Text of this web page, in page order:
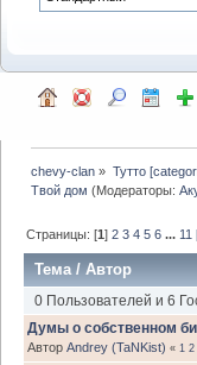
chevy-clan » Тутто
Твой дом (Модераторы:
Страницы: [1]2 3 4 5 6 ... 11
Тема /Автор
0 Пользователей и 6
Думы о собственном
Автор Andrey (TaNKist) « 1 2